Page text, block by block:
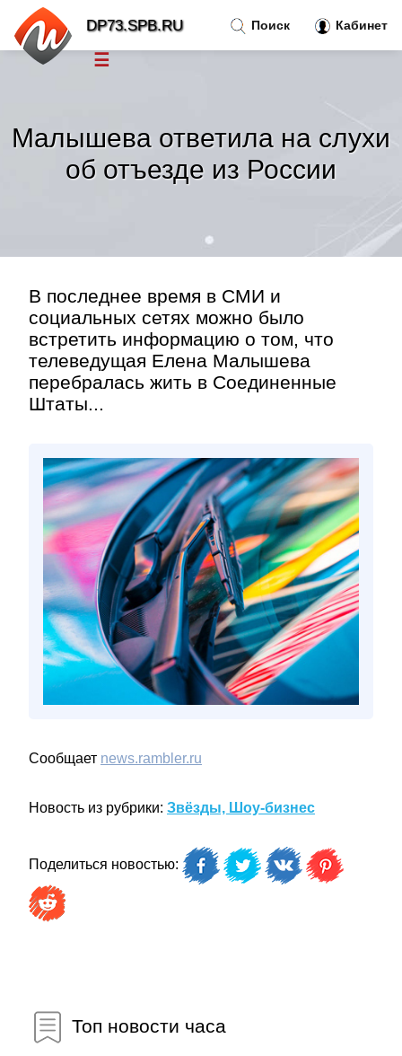
Малышева ответила на слухи
об отъезде из России
В последнее время в СМИ и
социальных сетях можно было
встретить информацию о том, что
телеведущая Елена Малышева
перебралась жить в Соединенные
Штаты...
Сообщает news.rambler.ru
Новость из рубрики: Звёзды, Шоу-бизнес
Поделиться новостью:
Топ новости часа
Поиск Кабинет
DP73.SPB.RU
☰
Тренды новостей»
Правила»
Контакт»